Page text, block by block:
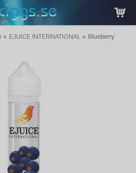
» EJUICE INTERNATIONAL » Blueberry